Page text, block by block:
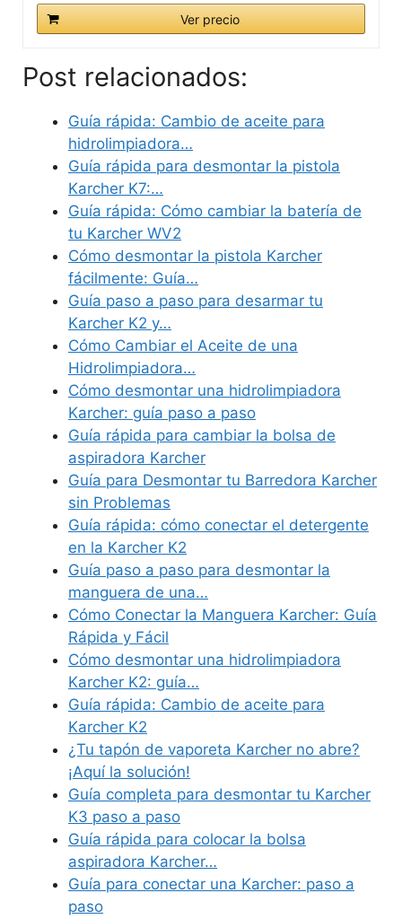
Ver precio
Post relacionados:
Guía rápida: Cambio de aceite para
hidrolimpiadora…
Guía rápida para desmontar la pistola
Karcher K7:…
Guía rápida: Cómo cambiar la batería de
tu Karcher WV2
Cómo desmontar la pistola Karcher
fácilmente: Guía…
Guía paso a paso para desarmar tu
Karcher K2 y…
Cómo Cambiar el Aceite de una
Hidrolimpiadora…
Cómo desmontar una hidrolimpiadora
Karcher: guía paso a paso
Guía rápida para cambiar la bolsa de
aspiradora Karcher
Guía para Desmontar tu Barredora Karcher
sin Problemas
Guía rápida: cómo conectar el detergente
en la Karcher K2
Guía paso a paso para desmontar la
manguera de una…
Cómo Conectar la Manguera Karcher: Guía
Rápida y Fácil
Cómo desmontar una hidrolimpiadora
Karcher K2: guía…
Guía rápida: Cambio de aceite para
Karcher K2
¿Tu tapón de vaporeta Karcher no abre?
¡Aquí la solución!
Guía completa para desmontar tu Karcher
K3 paso a paso
Guía rápida para colocar la bolsa
aspiradora Karcher…
Guía para conectar una Karcher: paso a
paso